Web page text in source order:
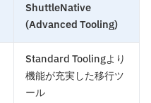
ShuttleNative
(Advanced Tooling)
Standard Toolingより
機能が充実した移行ツ
ール